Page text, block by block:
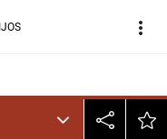
more_vert